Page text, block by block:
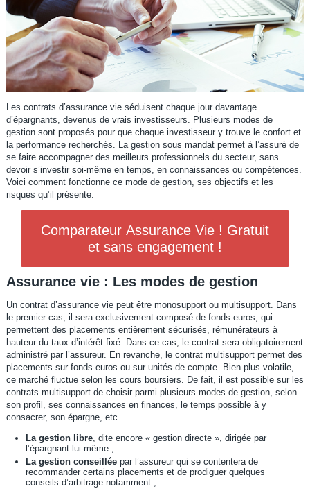
Les contrats d’assurance vie séduisent chaque jour davantage
d’épargnants, devenus de vrais investisseurs. Plusieurs modes de
gestion sont proposés pour que chaque investisseur y trouve le confort et
la performance recherchés. La gestion sous mandat permet à l’assuré de
se faire accompagner des meilleurs professionnels du secteur, sans
devoir s’investir soi-même en temps, en connaissances ou compétences.
Voici comment fonctionne ce mode de gestion, ses objectifs et les
risques qu’il présente.
Comparateur Assurance Vie ! Gratuit
et sans engagement !
Assurance vie : Les modes de gestion
Un contrat d’assurance vie peut être monosupport ou multisupport. Dans
le premier cas, il sera exclusivement composé de fonds euros, qui
permettent des placements entièrement sécurisés, rémunérateurs à
hauteur du taux d’intérêt fixé. Dans ce cas, le contrat sera obligatoirement
administré par l’assureur. En revanche, le contrat multisupport permet des
placements sur fonds euros ou sur unités de compte. Bien plus volatile,
ce marché fluctue selon les cours boursiers. De fait, il est possible sur les
contrats multisupport de choisir parmi plusieurs modes de gestion, selon
son profil, ses connaissances en finances, le temps possible à y
consacrer, son épargne, etc.
La gestion libre, dite encore « gestion directe », dirigée par
l’épargnant lui-même ;
La gestion conseilléepar l’assureur qui se contentera de
recommander certains placements et de prodiguer quelques
conseils d’arbitrage notamment ;